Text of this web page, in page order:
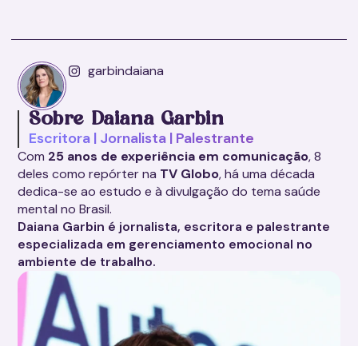
Sobre Daiana Garbin
Escritora | Jornalista | Palestrante
garbindaiana
Daiana Garbin é jornalista, escritora e palestrante
especializada em gerenciamento emocional no
ambiente de trabalho.
Com 25 anos de experiência em comunicação, 8
deles como repórter na TV Globo, há uma década
dedica-se ao estudo e à divulgação do tema saúde
mental no Brasil.